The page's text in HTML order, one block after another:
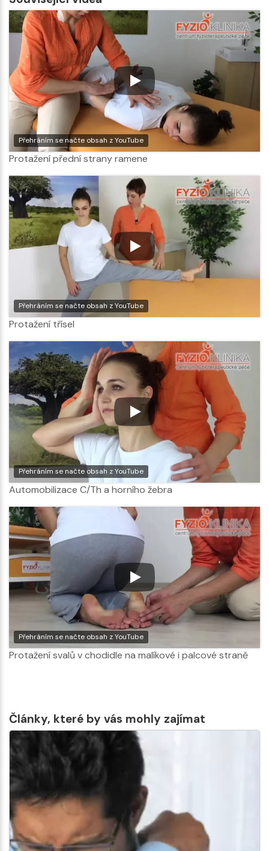
Přehráním se načte obsah z YouTube
Protažení přední strany ramene
Přehráním se načte obsah z YouTube
Protažení třísel
Přehráním se načte obsah z YouTube
Automobilizace C/Th a horního žebra
Přehráním se načte obsah z YouTube
Protažení svalů v chodidle na malíkové i palcové straně
Články, které by vás mohly zajímat